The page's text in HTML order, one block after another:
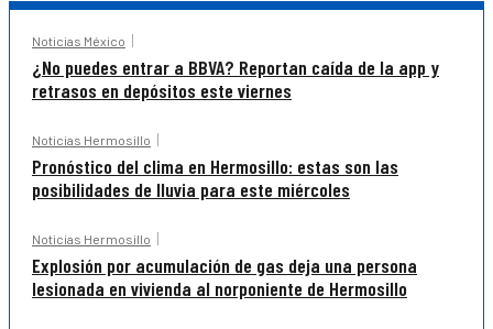
Noticias México
¿No puedes entrar a BBVA? Reportan caída de la app y
retrasos en depósitos este viernes
Noticias Hermosillo
Pronóstico del clima en Hermosillo: estas son las
posibilidades de lluvia para este miércoles
Noticias Hermosillo
Explosión por acumulación de gas deja una persona
lesionada en vivienda al norponiente de Hermosillo